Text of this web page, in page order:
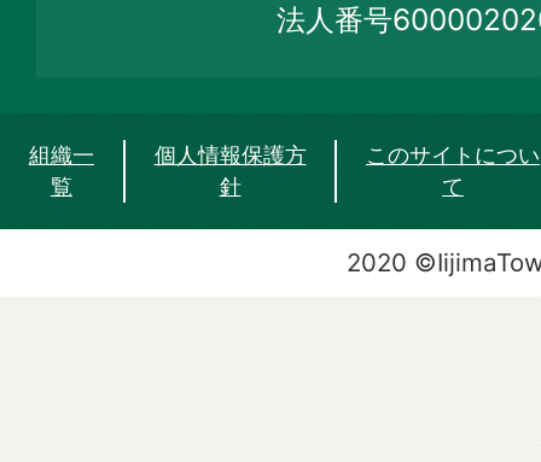
法人番号
組織一
覧
個人情報保護方
針
このサイトについ
て
2020